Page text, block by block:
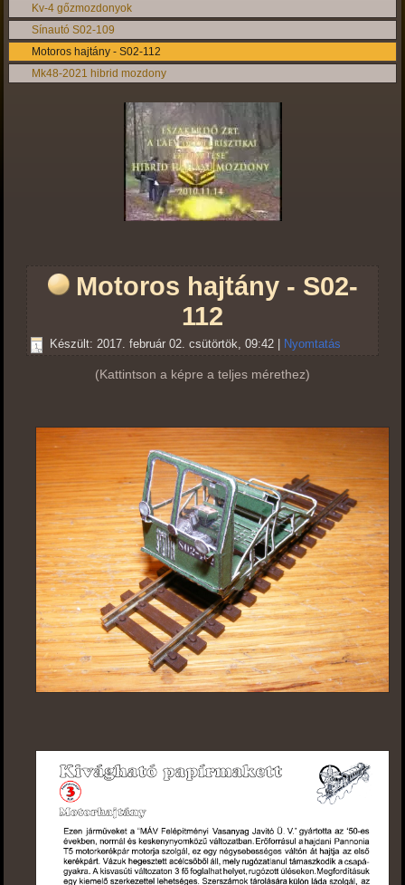
Kv-4 gőzmozdonyok
Sínautó S02-109
Motoros hajtány - S02-112
Mk48-2021 hibrid mozdony
Motoros hajtány - S02-
112
Készült: 2017. február 02. csütörtök, 09:42 Nyomtatás
(Kattintson a képre a teljes mérethez)